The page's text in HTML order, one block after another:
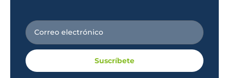
Suscríbete